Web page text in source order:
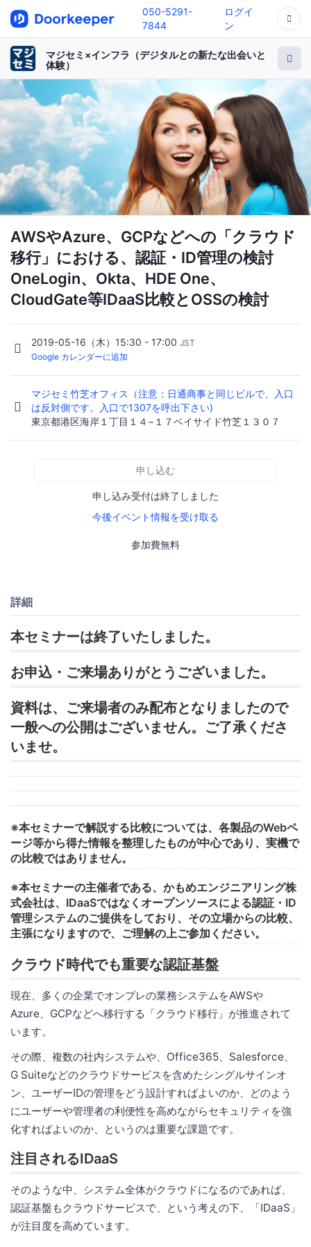
050-5291-
7844
ログイ
ン
マジセミ×インフラ（デジタルとの新たな出会いと
体験）
AWSやAzure、GCPなどへの「クラウド
移行」における、認証・ID管理の検討
OneLogin、Okta、HDE One、
CloudGate等IDaaS比較とOSSの検討
2019-05-16（木）15:30 - 17:00 JST
Google カレンダーに追加
マジセミ竹芝オフィス（注意：日通商事と同じビルで、入口
は反対側です。入口で1307を呼出下さい)
東京都港区海岸１丁目１４−１７ベイサイド竹芝１３０７
申し込む
申し込み受付は終了しました
今後イベント情報を受け取る
参加費無料
詳細
本セミナーは終了いたしました。
お申込・ご来場ありがとうございました。
資料は、ご来場者のみ配布となりましたので
一般への公開はございません。ご了承くださ
いませ。
※本セミナーで解説する比較については、各製品のWebペ
ージ等から得た情報を整理したものが中心であり、実機で
の比較ではありません。
※本セミナーの主催者である、かもめエンジニアリング株
式会社は、IDaaSではなくオープンソースによる認証・ID
管理システムのご提供をしており、その立場からの比較、
主張になりますので、ご理解の上ご参加ください。
クラウド時代でも重要な認証基盤
現在、多くの企業でオンプレの業務システムをAWSや
Azure、GCPなどへ移行する「クラウド移行」が推進されて
います。
その際、複数の社内システムや、Office365、Salesforce、
G Suiteなどのクラウドサービスを含めたシングルサインオ
ン、ユーザーIDの管理をどう設計すればよいのか、どのよう
にユーザーや管理者の利便性を高めながらセキュリティを強
化すればよいのか、というのは重要な課題です。
注目されるIDaaS
そのような中、システム全体がクラウドになるのであれば、
認証基盤もクラウドサービスで、という考えの下、「IDaaS」
が注目度を高めています。